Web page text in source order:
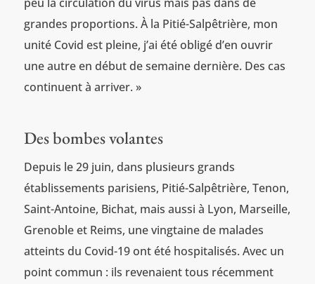
grandes proportions. À la Pitié-Salpêtrière, mon
unité Covid est pleine, j’ai été obligé d’en ouvrir
une autre en début de semaine dernière. Des cas
continuent à arriver. »
Des bombes volantes
Depuis le 29 juin, dans plusieurs grands
établissements parisiens, Pitié-Salpêtrière, Tenon,
Saint-Antoine, Bichat, mais aussi à Lyon, Marseille,
Grenoble et Reims, une vingtaine de malades
atteints du Covid-19 ont été hospitalisés. Avec un
point commun : ils revenaient tous récemment